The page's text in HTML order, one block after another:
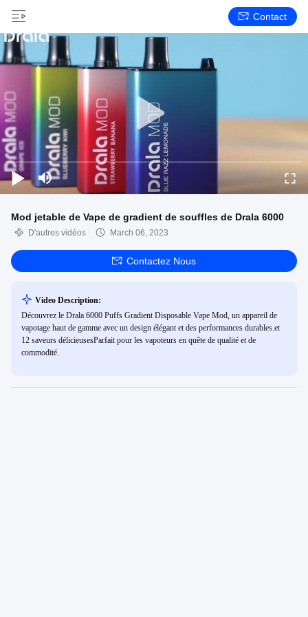
Contact
Mod jetable de Vape de gradient de souffles de Drala 6000
D'autres vidéos March 06, 2023
Contactez Nous
Video Description:
Découvrez le Drala 6000 Puffs Gradient Disposable Vape Mod, un appareil de
vapotage haut de gamme avec un design élégant et des performances durables.et
12 saveurs délicieusesParfait pour les vapoteurs en quête de qualité et de
commodité.